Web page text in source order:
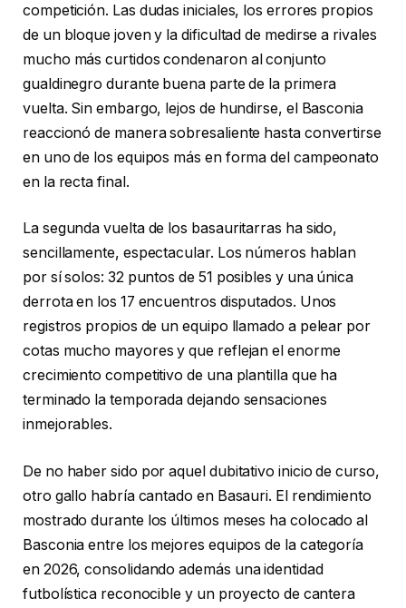
competición. Las dudas iniciales, los errores propios
de un bloque joven y la dificultad de medirse a rivales
mucho más curtidos condenaron al conjunto
gualdinegro durante buena parte de la primera
vuelta. Sin embargo, lejos de hundirse, el Basconia
reaccionó de manera sobresaliente hasta convertirse
en uno de los equipos más en forma del campeonato
en la recta final.
La segunda vuelta de los basauritarras ha sido,
sencillamente, espectacular. Los números hablan
por sí solos: 32 puntos de 51 posibles y una única
derrota en los 17 encuentros disputados. Unos
registros propios de un equipo llamado a pelear por
cotas mucho mayores y que reflejan el enorme
crecimiento competitivo de una plantilla que ha
terminado la temporada dejando sensaciones
inmejorables.
De no haber sido por aquel dubitativo inicio de curso,
otro gallo habría cantado en Basauri. El rendimiento
mostrado durante los últimos meses ha colocado al
Basconia entre los mejores equipos de la categoría
en 2026, consolidando además una identidad
futbolística reconocible y un proyecto de cantera